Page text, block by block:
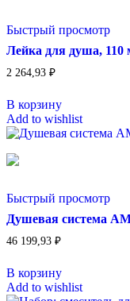
Быстрый просмотр
Лейка для душа, 110
2 264,93 ₽
В корзину
Add to wishlist
Быстрый просмотр
Душевая система
46 199,93 ₽
В корзину
Add to wishlist